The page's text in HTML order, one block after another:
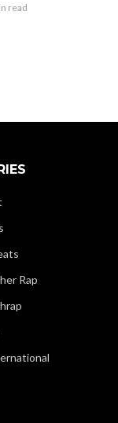
read
Rap